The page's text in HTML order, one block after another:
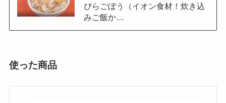
ぴらごぼう（イオン食材！炊き込
みご飯か…
使った商品